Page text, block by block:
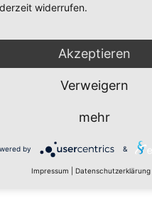
widerrufen.
Akzeptieren
Verweigern
mehr
by &
Impressum Datenschutzerklärung